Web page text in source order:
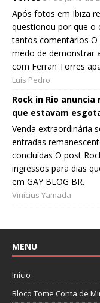
Após fotos em Ibiza
questionou por que o
tantos comentários O
medo de demonstrar
com Ferran Torres
Luís Pedro
Rock in Rio
que estavam
Venda extraordinária
entradas
concluídas O post
ingressos para dias
em GAY BLOG BR.
Vinícius Yamada
MENU
Início
Bloco Tome Conta de